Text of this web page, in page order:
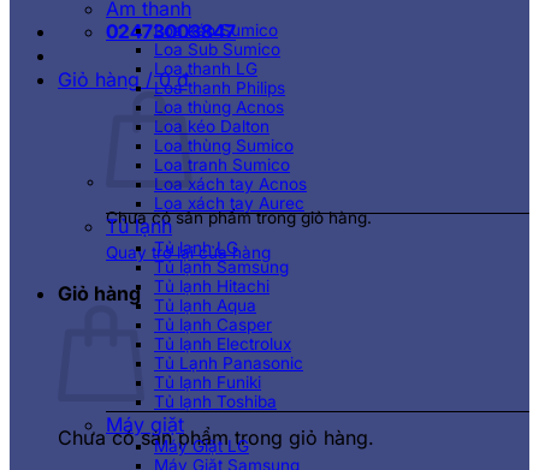
02473003847
Giỏ hàng /0₫
Chưa có sản phẩm trong giỏ hàng.
Quay trở lại cửa hàng
Giỏ hàng
Chưa có sản phẩm trong giỏ hàng.
Âm thanh
Loa kéo Sumico
Loa Sub Sumico
Loa thanh LG
Loa thanh Philips
Loa thùng Acnos
Loa kéo Dalton
Loa thùng Sumico
Loa tranh Sumico
Loa xách tay Acnos
Loa xách tay Aurec
Tủ lạnh
Tủ lạnh LG
Tủ lạnh Samsung
Tủ lạnh Hitachi
Tủ lạnh Aqua
Tủ lạnh Casper
Tủ lạnh Electrolux
Tủ Lạnh Panasonic
Tủ lạnh Funiki
Tủ lạnh Toshiba
Máy giặt
Máy Giặt LG
Máy Giặt Samsung